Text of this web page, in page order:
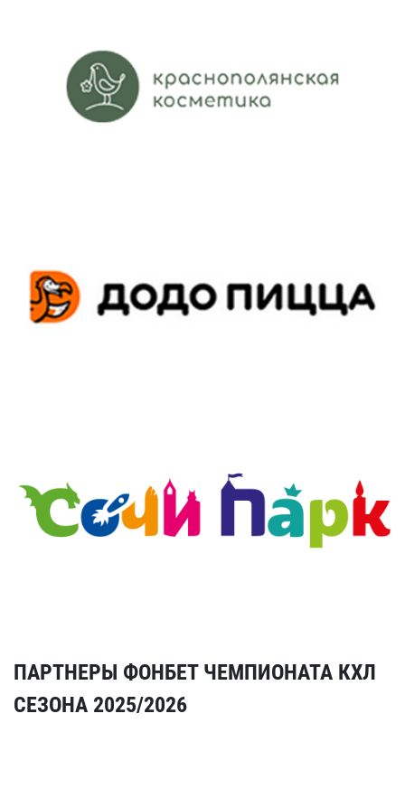
ПАРТНЕРЫ ФОНБЕТ ЧЕМПИОНАТА КХЛ
СЕЗОНА 2025/2026